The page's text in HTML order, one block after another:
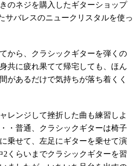
のネジを購入したギターショップ
サバレスのニュークリスタルを使っ
から、クラシックギターを弾くの
共に疲れ果てて帰宅しても、ほん
があるだけで気持ちが落ち着くく
レンジして挫折した曲も練習しよ
・普通、クラシックギターは椅子
乗せて、左足にギターを乗せて演
2くらいまでクラシックギターを習